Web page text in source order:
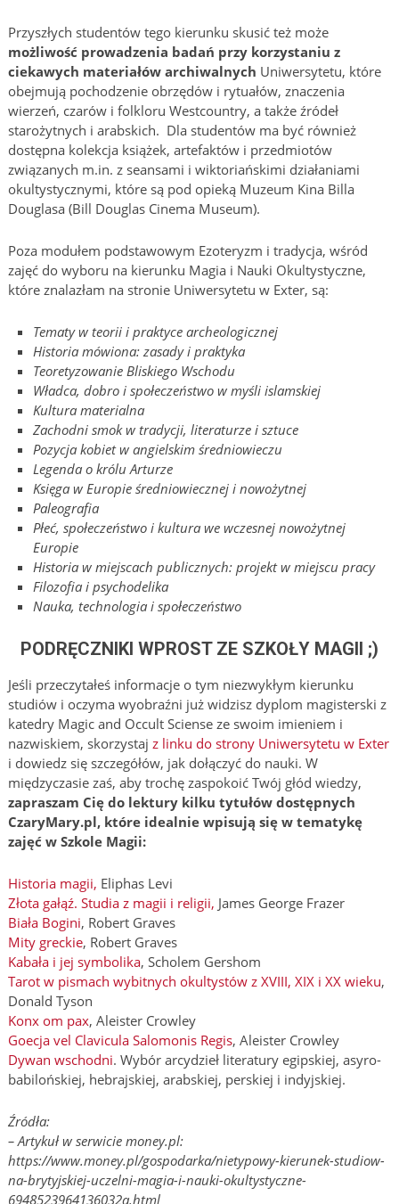
Przyszłych studentów tego kierunku skusić też może
możliwość prowadzenia badań przy korzystaniu z
ciekawych materiałów archiwalnych Uniwersytetu, które
obejmują pochodzenie obrzędów i rytuałów, znaczenia
wierzeń, czarów i folkloru Westcountry, a także źródeł
starożytnych i arabskich. Dla studentów ma być również
dostępna kolekcja książek, artefaktów i przedmiotów
związanych m.in. z seansami i wiktoriańskimi działaniami
okultystycznymi, które są pod opieką Muzeum Kina Billa
Douglasa (Bill Douglas Cinema Museum).
Poza modułem podstawowym Ezoteryzm i tradycja, wśród
zajęć do wyboru na kierunku Magia i Nauki Okultystyczne,
które znalazłam na stronie Uniwersytetu w Exter, są:
Tematy w teorii i praktyce archeologicznej
Historia mówiona: zasady i praktyka
Teoretyzowanie Bliskiego Wschodu
Władca, dobro i społeczeństwo w myśli islamskiej
Kultura materialna
Zachodni smok w tradycji, literaturze i sztuce
Pozycja kobiet w angielskim średniowieczu
Legenda o królu Arturze
Księga w Europie średniowiecznej i nowożytnej
Paleografia
Płeć, społeczeństwo i kultura we wczesnej nowożytnej
Europie
Historia w miejscach publicznych: projekt w miejscu pracy
Filozofia i psychodelika
Nauka, technologia i społeczeństwo
PODRĘCZNIKI WPROST ZE SZKOŁY MAGII ;)
Jeśli przeczytałeś informacje o tym niezwykłym kierunku
studiów i oczyma wyobraźni już widzisz dyplom magisterski z
katedry Magic and Occult Sciense ze swoim imieniem i
nazwiskiem, skorzystaj z linku do strony Uniwersytetu w Exter
i dowiedz się szczegółów, jak dołączyć do nauki. W
międzyczasie zaś, aby trochę zaspokoić Twój głód wiedzy,
zapraszam Cię do lektury kilku tytułów dostępnych
CzaryMary.pl, które idealnie wpisują się w tematykę
zajęć w Szkole Magii:
Historia magii, Eliphas Levi
Złota gałąź. Studia z magii i religii, James George Frazer
Biała Bogini, Robert Graves
Mity greckie, Robert Graves
Kabała i jej symbolika, Scholem Gershom
Tarot w pismach wybitnych okultystów z XVIII, XIX i XX wieku,
Donald Tyson
Konx om pax, Aleister Crowley
Goecja vel Clavicula Salomonis Regis, Aleister Crowley
Dywan wschodni. Wybór arcydzieł literatury egipskiej, asyro-
babilońskiej, hebrajskiej, arabskiej, perskiej i indyjskiej.
Źródła:
– Artykuł w serwicie money.pl:
https://www.money.pl/gospodarka/nietypowy-kierunek-studiow-
na-brytyjskiej-uczelni-magia-i-nauki-okultystyczne-
6948523964136032a.html